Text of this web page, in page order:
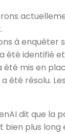
à enquêter
été identifié
mis en
été résolu.
dit que la
bien plus long